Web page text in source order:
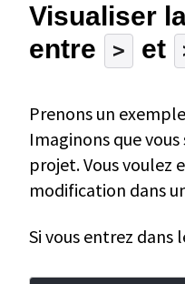
Visualiser
entre
> et
Prenons un
Imaginons que vous
projet. Vous voulez
modification dans
Si vous entrez dans